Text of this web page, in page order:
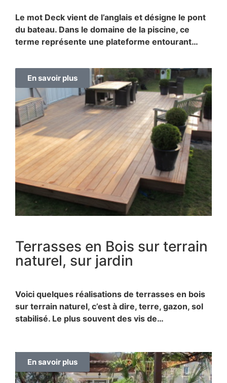
Le mot Deck vient de l’anglais et désigne le pont
du bateau. Dans le domaine de la piscine, ce
terme représente une plateforme entourant…
Terrasses en Bois sur terrain
naturel, sur jardin
Voici quelques réalisations de terrasses en bois
sur terrain naturel, c’est à dire, terre, gazon, sol
stabilisé. Le plus souvent des vis de…
En savoir plus
En savoir plus